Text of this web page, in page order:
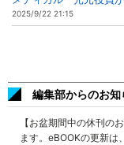
2025/9/22 21:15
編集部からのお知
【お盆期間中の休刊の
ます。eBOOKの更新は